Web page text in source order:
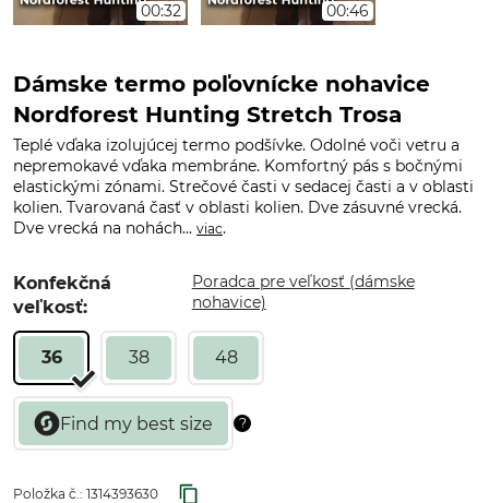
00:32 00:46
Dámske termo poľovnícke nohavice
Nordforest Hunting Stretch Trosa
Teplé vďaka izolujúcej termo podšívke. Odolné voči vetru a
nepremokavé vďaka membráne. Komfortný pás s bočnými
elastickými zónami. Strečové časti v sedacej časti a v oblasti
kolien. Tvarovaná časť v oblasti kolien. Dve zásuvné vrecká.
Dve vrecká na nohách... viac.
Konfekčná
veľkosť:
Poradca pre veľkosť (dámske
nohavice)
36 38 48
Položka č.: 1314393630